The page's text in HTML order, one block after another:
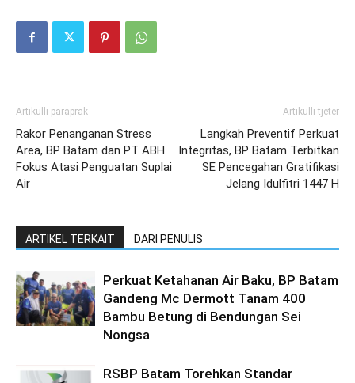
Artikulli paraprak
Rakor Penanganan Stress
Area, BP Batam dan PT ABH
Fokus Atasi Penguatan Suplai
Air
Artikulli tjetër
Langkah Preventif Perkuat
Integritas, BP Batam Terbitkan
SE Pencegahan Gratifikasi
Jelang Idulfitri 1447 H
ARTIKEL TERKAIT DARI PENULIS
Perkuat Ketahanan Air Baku, BP Batam
Gandeng Mc Dermott Tanam 400
Bambu Betung di Bendungan Sei
Nongsa
RSBP Batam Torehkan Standar